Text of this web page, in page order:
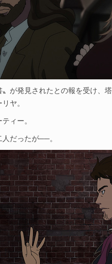
が発見されたとの報を受け、
ヤ。
ィー。
だったが──。